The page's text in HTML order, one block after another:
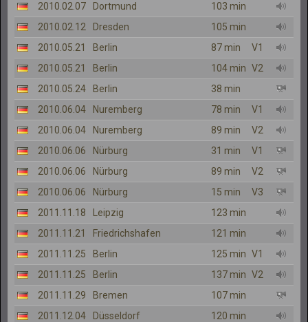
2010.02.07
Dortmund
103 min
2010.02.12
Dresden
105 min
2010.05.21
Berlin 87 min
V1
2010.05.21
Berlin 104 min V2
2010.05.24
Berlin
38 min
2010.06.04
Nuremberg 78 min
V1
2010.06.04
Nuremberg 89 min
V2
2010.06.06
Nürburg 31 min
V1
2010.06.06
Nürburg 89 min
V2
2010.06.06
Nürburg 15 min
V3
2011.11.18
Leipzig
123 min
2011.11.21
Friedrichshafen
121 min
2011.11.25
Berlin 125 min V1
2011.11.25
Berlin 137 min V2
2011.11.29
Bremen
107 min
2011.12.04
Düsseldorf
120 min